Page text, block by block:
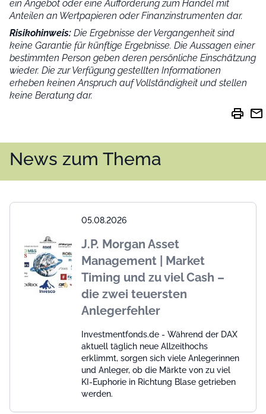
ein Angebot oder eine Aufforderung zum Handel mit
Anteilen an Wertpapieren oder Finanzinstrumenten dar.
Risikohinweis: Die Ergebnisse der Vergangenheit sind
keine Garantie für künftige Ergebnisse. Die Aussagen einer
bestimmten Person geben deren persönliche Einschätzung
wieder. Die zur Verfügung gestellten Informationen
erheben keinen Anspruch auf Vollständigkeit und stellen
keine Beratung dar.
print mail
News zum Thema
05.08.2026
J.P. Morgan Asset
Management | Market
Timing und zu viel Cash –
die zwei teuersten
Anlegerfehler
Investmentfonds.de - Während der DAX
aktuell täglich neue Allzeithochs
erklimmt, sorgen sich viele Anlegerinnen
und Anleger, ob die Märkte von zu viel
KI-Euphorie in Richtung Blase getrieben
werden.